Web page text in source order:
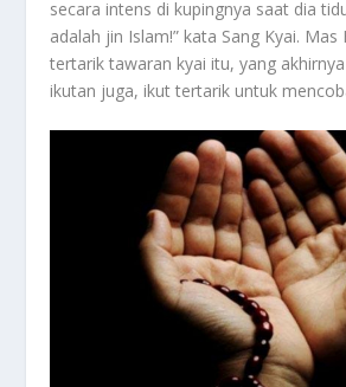
secara intens di kupingnya saat dia
adalah jin Islam!” kata Sang Kyai. Mas
tertarik tawaran kyai itu, yang
ikutan juga, ikut tertarik untuk